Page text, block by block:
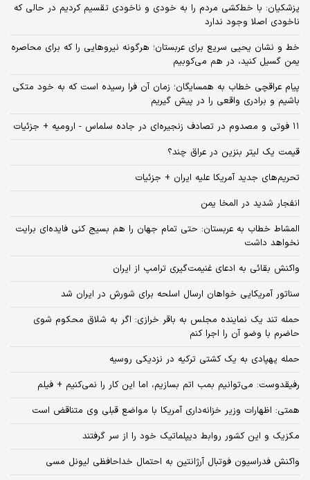
پزشکیان: با خط‌کشی مردم را به خودی و ناخودی تقسیم کردیم در حالی که
ناخودی اصلا وجود ندارد
خط و نشان یحیی سریع برای عربستان؛ هرگونه نیروهایی را که برای محاصره
یمن گسیل کنید، در هم می‌کوبیم
پیام عراقچی خطاب به همسایگان؛ زمان آن فرا رسیده است که به خود متکی
باشیم و برادری واقعی را در پیش گیریم
۱۱ فوتی و مصدوم در تصادف زنجیره‌ای در جاده سلماس - ارومیه + جزئیات
قیمت یک لیتر بنزین در عراق چند؟
تحریم‌های جدید آمریکا علیه ایران + جزئیات
انفجار شدید در المخا یمن
المشاط خطاب به عربستان: حتی تمام جهان را هم بسیج کنی فایده‌ای برایت
نخواهد داشت
واکنش بقائی به ادعای غنیمت‌گیری ترامپ از ایران
سناتور آمریکایی خواهان ارسال اسلحه برای شورش در ایران شد
حمله تند یک نماینده مجلس به باقر خرازی: اگر به شلاق محکوم شوی
حاضرم با وضو آن را اجرا کنم
حمله پهپادی به یک کشتی ترکیه در نزدیکی روسیه
رفیقدوست: می‌توانیم بمب اتم بسازیم، اما این کار را نمی‌کنیم + فیلم
همتی: اظهارات وزیر خزانه‌داری آمریکا با مواضع قبلی وی متناقض است
مکزیک و این کشور روابط دیپلماتیک خود را از سر گرفتند
واکنش فدراسیون فوتبال آرژانتین به احتمال خداحافظی لیونل مسی